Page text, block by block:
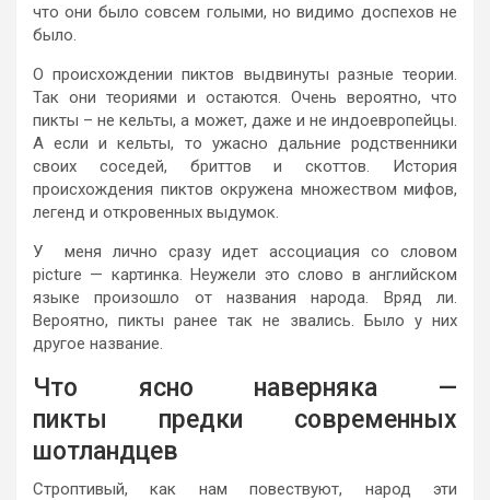
что они было совсем голыми, но видимо доспехов не
было.
О происхождении пиктов выдвинуты разные теории.
Так они теориями и остаются. Очень вероятно, что
пикты – не кельты, а может, даже и не индоевропейцы.
А если и кельты, то ужасно дальние родственники
своих соседей, бриттов и скоттов. История
происхождения пиктов окружена множеством мифов,
легенд и откровенных выдумок.
У меня лично сразу идет ассоциация со словом
picture — картинка. Неужели это слово в английском
языке произошло от названия народа. Вряд ли.
Вероятно, пикты ранее так не звались. Было у них
другое название.
Что ясно наверняка —
пикты предки современных
шотландцев
Строптивый, как нам повествуют, народ эти